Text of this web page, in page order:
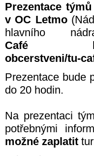
Prezentace týmů
v OC Letmo
hlavního
Café
obcerstveni/tu-
Prezentace bude
do 20 hodin.
Na prezentaci
potřebnými
možné zaplatit